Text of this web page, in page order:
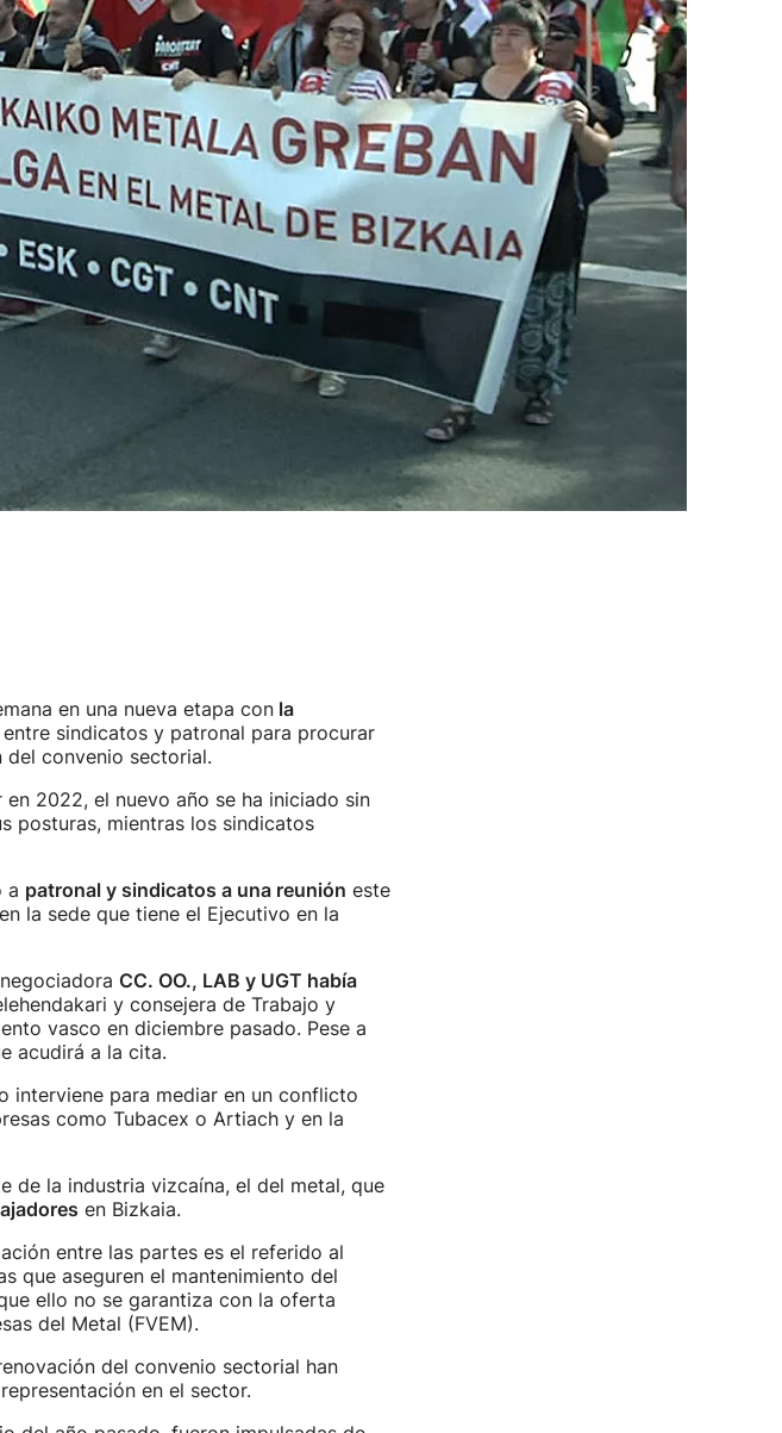
en una nueva etapa conla
entre sindicatos y patronal para procurar
del convenio sectorial.
2022, el nuevo año se ha iniciado sin
posturas, mientras los sindicatos
a patronal y sindicatos a una reunión este
la sede que tiene el Ejecutivo en la
CC. OO., LAB y UGT había
y consejera de Trabajo y
vasco en diciembre pasado. Pese a
acudirá a la cita.
interviene para mediar en un conflicto
como Tubacex o Artiach y en la
de la industria vizcaína, el del metal, que
en Bizkaia.
entre las partes es el referido al
que aseguren el mantenimiento del
ello no se garantiza con la oferta
del Metal (FVEM).
del convenio sectorial han
en el sector.